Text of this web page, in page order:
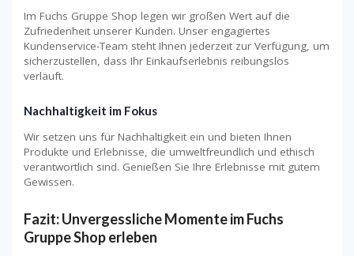
Im Fuchs Gruppe Shop legen wir großen Wert auf die
Zufriedenheit unserer Kunden. Unser engagiertes
Kundenservice-Team steht Ihnen jederzeit zur Verfügung, um
sicherzustellen, dass Ihr Einkaufserlebnis reibungslos
verläuft.
Nachhaltigkeit im Fokus
Wir setzen uns für Nachhaltigkeit ein und bieten Ihnen
Produkte und Erlebnisse, die umweltfreundlich und ethisch
verantwortlich sind. Genießen Sie Ihre Erlebnisse mit gutem
Gewissen.
Fazit: Unvergessliche Momente im Fuchs
Gruppe Shop erleben